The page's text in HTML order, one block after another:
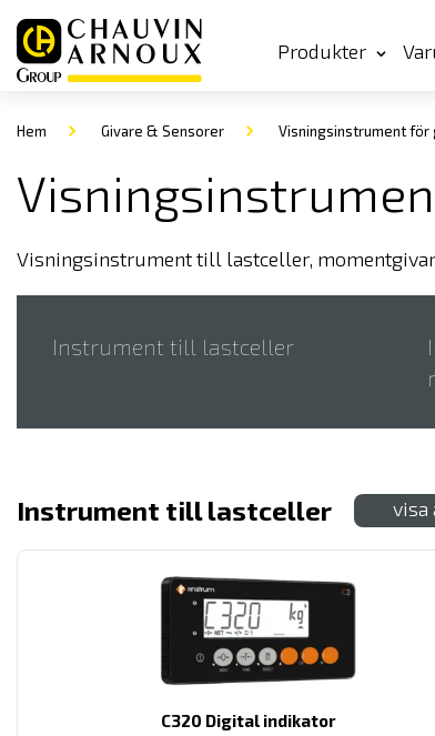
Produkter
Hem Givare & Sensorer Visningsinstrument för
Visningsinstrument till lastceller,
Instrument till lastceller
Instrument till lastceller visa
C320 Digital indikator